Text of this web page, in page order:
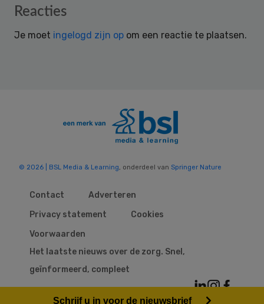
Reader
Reacties
Je moet ingelogd zijn op om een reactie te plaatsen.
© 2026 | BSL Media & Learning, onderdeel van Springer Nature
Contact
Adverteren
Privacy statement
Cookies
Voorwaarden
Het laatste nieuws over de zorg. Snel,
geïnformeerd, compleet
Schrijf u in voor de nieuwsbrief